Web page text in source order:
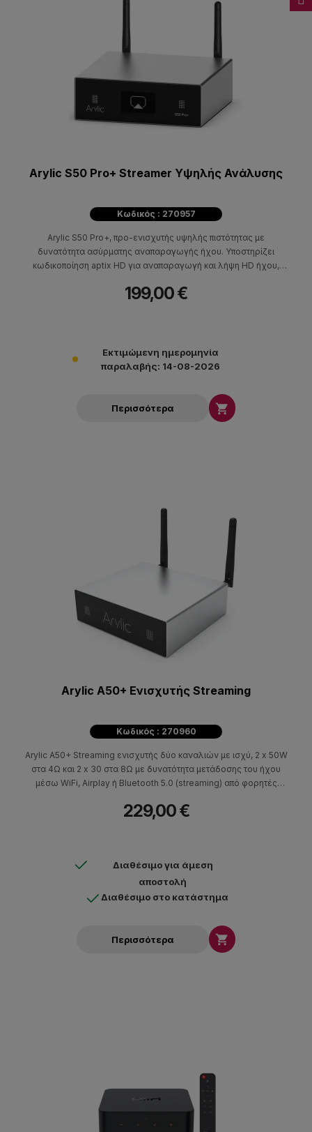
Arylic S50 Pro+ Streamer Υψηλής Ανάλυσης
Κωδικός : 270957
Arylic S50 Pro+, προ-ενισχυτής υψηλής πιστότητας με
δυνατότητα ασύρματης αναπαραγωγής ήχου. Υποστηρίζει
κωδικοποίηση aptix HD για αναπαραγωγή και λήψη HD ήχου,
συνδέεται με DLNA kai UPnP. Παρέχει πρόσβαση σε υπηρεσίες
199,00 €
Εκτιμώμενη ημερομηνία
παραλαβής: 14-08-2026
Περισσότερα 
Arylic A50+ Ενισχυτής Streaming
Κωδικός : 270960
Arylic A50+ Streaming ενισχυτής δύο καναλιών με ισχύ, 2 x 50W
στα 4Ω και 2 x 30 στα 8Ω με δυνατότητα μετάδοσης του ήχου
μέσω WiFi, Airplay ή Bluetooth 5.0 (streaming) από φορητές
δωρεάν εφαρμογή 4Stream διαθέσιμη για iOS & Android.
229,00 €
Διαθέσιμο για άμεση
αποστολή
Διαθέσιμο στο κατάστημα
Περισσότερα 